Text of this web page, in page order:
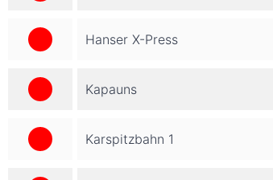
Hanser X-Press
Kapauns
Karspitzbahn 1